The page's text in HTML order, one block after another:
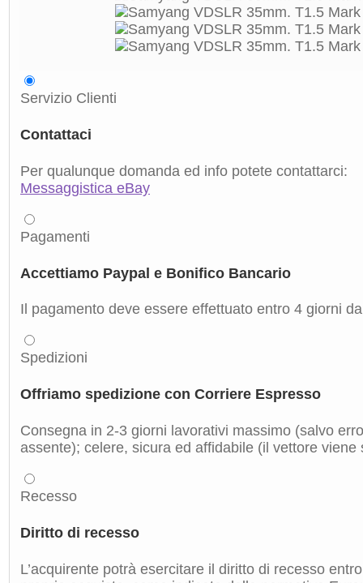
Servizio Clienti
Contattaci
Per qualunque domanda ed info potete contattarci:
Messaggistica eBay
Pagamenti
Accettiamo Paypal e Bonifico Bancario
Il pagamento deve essere effettuato entro 4 giorni
Spedizioni
Offriamo spedizione con Corriere Espresso
Consegna in 2-3 giorni lavorativi massimo (salvo
assente); celere, sicura ed affidabile (il vettore
Recesso
Diritto di recesso
L’acquirente potrà esercitare il diritto di recesso